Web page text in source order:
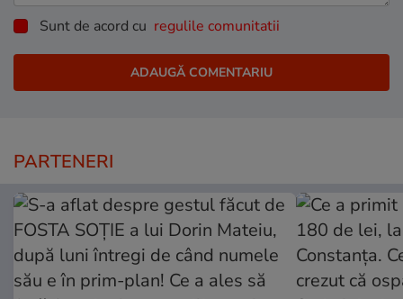
Sunt de acord cu regulile comunitatii
PARTENERI